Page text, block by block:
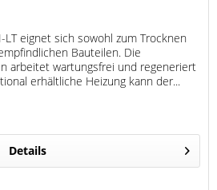
LT eignet sich sowohl zum Trocknen
Bauteilen. Die
arbeitet wartungsfrei und regeneriert
erhältliche Heizung kann der...
Details